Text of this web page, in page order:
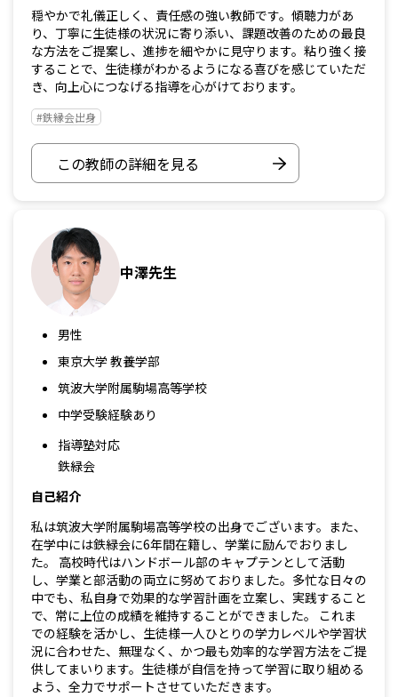
穏やかで礼儀正しく、責任感の強い教師です。傾聴力があ
り、丁寧に生徒様の状況に寄り添い、課題改善のための最良
な方法をご提案し、進捗を細やかに見守ります。粘り強く接
することで、生徒様がわかるようになる喜びを感じていただ
き、向上心につなげる指導を心がけております。
#鉄縁会出身
この教師の詳細を見る
中澤先生
男性
東京大学 教養学部
筑波大学附属駒場高等学校
中学受験経験あり
指導塾対応
鉄緑会
自己紹介
私は筑波大学附属駒場高等学校の出身でございます。また、
在学中には鉄緑会に6年間在籍し、学業に励んでおりまし
た。 高校時代はハンドボール部のキャプテンとして活動
し、学業と部活動の両立に努めておりました。多忙な日々の
中でも、私自身で効果的な学習計画を立案し、実践すること
で、常に上位の成績を維持することができました。 これま
での経験を活かし、生徒様一人ひとりの学力レベルや学習状
況に合わせた、無理なく、かつ最も効率的な学習方法をご提
供してまいります。生徒様が自信を持って学習に取り組める
よう、全力でサポートさせていただきます。